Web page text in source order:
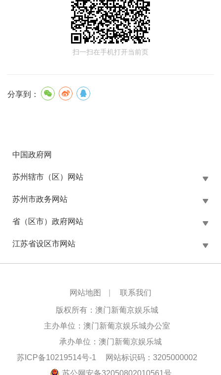
扫一扫在手机打开当前页
分享到：
中国政府网
苏州辖市（区）网站
苏州市政务网站
省（区市）政府网站
江苏省设区市网站
网站地图 联系我们
版权所有：澳门新葡京娱乐城
主办单位：澳门新葡京娱乐城办公室
承办单位：澳门新葡京娱乐城
苏ICP备10219514号-1
网站标识码：3205000002